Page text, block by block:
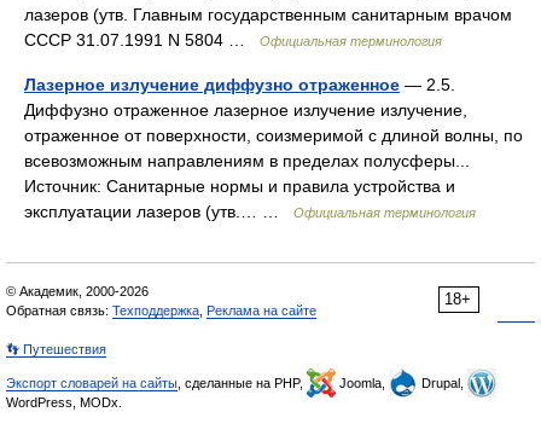
лазеров (утв. Главным государственным санитарным врачом
СССР 31.07.1991 N 5804 …
Официальная терминология
Лазерное излучение диффузно отраженное — 2.5.
Диффузно отраженное лазерное излучение излучение,
отраженное от поверхности, соизмеримой с длиной волны, по
всевозможным направлениям в пределах полусферы...
Источник: Санитарные нормы и правила устройства и
эксплуатации лазеров (утв.… …
Официальная терминология
18+
© Академик, 2000-2026
Обратная связь: Техподдержка Реклама на сайте
👣 Путешествия
Экспорт словарей на сайты , сделанные на PHP, Joomla,
Drupal,
WordPress, MODx.